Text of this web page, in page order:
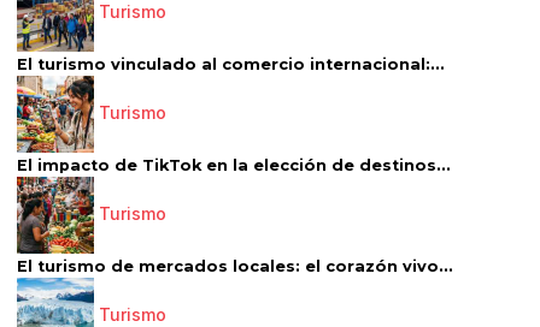
Turismo
El turismo vinculado al comercio internacional:...
Turismo
El impacto de TikTok en la elección de destinos...
Turismo
El turismo de mercados locales: el corazón vivo...
Turismo